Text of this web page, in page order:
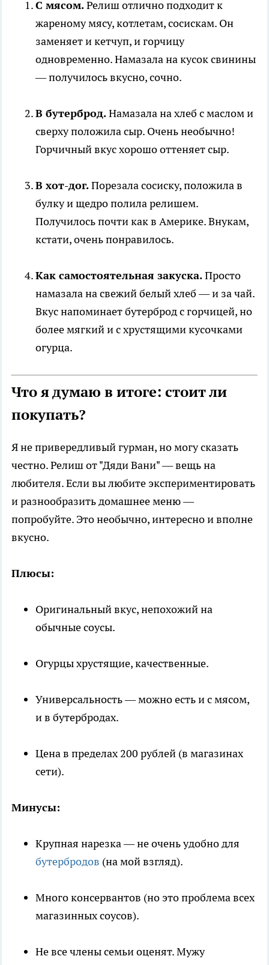
С мясом.Релиш отлично подходит к
жареному мясу, котлетам, сосискам. Он
заменяет и кетчуп, и горчицу
одновременно. Намазала на кусок свинины
— получилось вкусно, сочно.
В бутерброд.Намазала на хлеб с маслом и
сверху положила сыр. Очень необычно!
Горчичный вкус хорошо оттеняет сыр.
В хот-дог.Порезала сосиску, положила в
булку и щедро полила релишем.
Получилось почти как в Америке. Внукам,
кстати, очень понравилось.
Как самостоятельная закуска.Просто
намазала на свежий белый хлеб — и за чай.
Вкус напоминает бутерброд с горчицей, но
более мягкий и с хрустящими кусочками
огурца.
Что я думаю в итоге: стоит ли
покупать?
Я не привередливый гурман, но могу сказать
честно. Релиш от "Дяди Вани" — вещь на
любителя. Если вы любите экспериментировать
и разнообразить домашнее меню —
попробуйте. Это необычно, интересно и вполне
вкусно.
Плюсы:
Оригинальный вкус, непохожий на
обычные соусы.
Огурцы хрустящие, качественные.
Универсальность — можно есть и с мясом,
и в бутербродах.
Цена в пределах 200 рублей (в магазинах
сети).
Минусы:
Крупная нарезка — не очень удобно для
бутербродов (на мой взгляд).
Много консервантов (но это проблема всех
магазинных соусов).
Не все члены семьи оценят. Мужу